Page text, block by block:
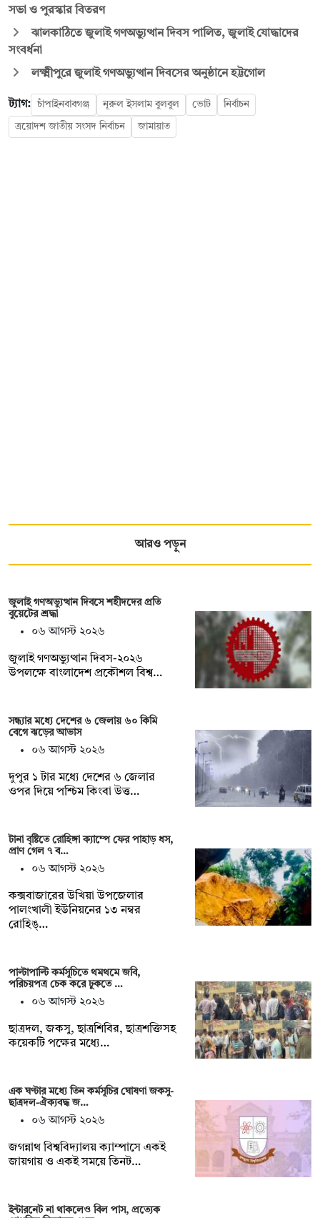
সভা ও পুরস্কার বিতরণ
ঝালকাঠিতে জুলাই গণঅভ্যুত্থান দিবস পালিত, জুলাই যোদ্ধাদের
সংবর্ধনা
লক্ষ্মীপুরে জুলাই গণঅভ্যুত্থান দিবসের অনুষ্ঠানে হট্টগোল
ট্যাগ: চাঁপাইনবাবগঞ্জ নূরুল ইসলাম বুলবুল ভোট নির্বাচন
ত্রয়োদশ জাতীয় সংসদ নির্বাচন জামায়াত
আরও পড়ুন
জুলাই গণঅভ্যুত্থান দিবসে শহীদদের প্রতি
বুয়েটের শ্রদ্ধা
০৬ আগস্ট ২০২৬
জুলাই গণঅভ্যুত্থান দিবস-২০২৬
উপলক্ষে বাংলাদেশ প্রকৌশল বিশ্ব…
সন্ধ্যার মধ্যে দেশের ৬ জেলায় ৬০ কিমি
বেগে ঝড়ের আভাস
০৬ আগস্ট ২০২৬
দুপুর ১ টার মধ্যে দেশের ৬ জেলার
ওপর দিয়ে পশ্চিম কিংবা উত্ত…
টানা বৃষ্টিতে রোহিঙ্গা ক্যাম্পে ফের পাহাড় ধস,
প্রাণ গেল ৭ ব…
০৬ আগস্ট ২০২৬
কক্সবাজারের উখিয়া উপজেলার
পালংখালী ইউনিয়নের ১৩ নম্বর
রোহিঙ্…
পাল্টাপাল্টি কর্মসূচিতে থমথমে জবি,
পরিচয়পত্র চেক করে ঢুকতে …
০৬ আগস্ট ২০২৬
ছাত্রদল, জকসু, ছাত্রশিবির, ছাত্রশক্তিসহ
কয়েকটি পক্ষের মধ্যে…
এক ঘণ্টার মধ্যে তিন কর্মসূচির ঘোষণা জকসু-
ছাত্রদল-ঐক্যবদ্ধ জ…
০৬ আগস্ট ২০২৬
জগন্নাথ বিশ্ববিদ্যালয় ক্যাম্পাসে একই
জায়গায় ও একই সময়ে তিনট…
ইন্টারনেট না থাকলেও বিল পাস, প্রত্যেক